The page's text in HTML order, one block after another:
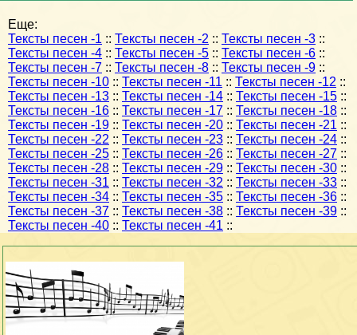
Еще:
Тексты песен -1 :: Тексты песен -2 :: Тексты песен -3 ::
Тексты песен -4 :: Тексты песен -5 :: Тексты песен -6 ::
Тексты песен -7 :: Тексты песен -8 :: Тексты песен -9 ::
Тексты песен -10 :: Тексты песен -11 :: Тексты песен -12 ::
Тексты песен -13 :: Тексты песен -14 :: Тексты песен -15 ::
Тексты песен -16 :: Тексты песен -17 :: Тексты песен -18 ::
Тексты песен -19 :: Тексты песен -20 :: Тексты песен -21 ::
Тексты песен -22 :: Тексты песен -23 :: Тексты песен -24 ::
Тексты песен -25 :: Тексты песен -26 :: Тексты песен -27 ::
Тексты песен -28 :: Тексты песен -29 :: Тексты песен -30 ::
Тексты песен -31 :: Тексты песен -32 :: Тексты песен -33 ::
Тексты песен -34 :: Тексты песен -35 :: Тексты песен -36 ::
Тексты песен -37 :: Тексты песен -38 :: Тексты песен -39 ::
Тексты песен -40 :: Тексты песен -41 ::